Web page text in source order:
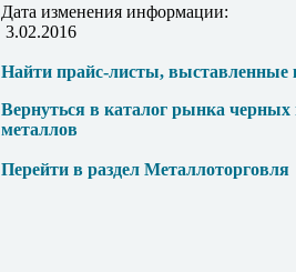
Дата изменения информации:
3.02.2016
Найти прайс-листы, выставленные
Вернуться в каталог рынка
металлов
Перейти в раздел Металлоторговля